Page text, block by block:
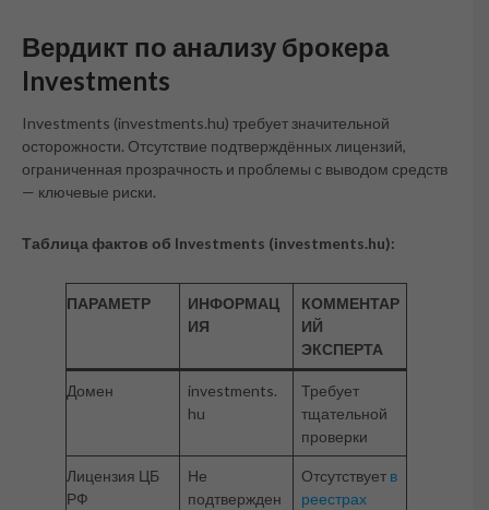
Вердикт по анализу брокера
Investments
Investments (investments.hu) требует значительной
осторожности. Отсутствие подтверждённых лицензий,
ограниченная прозрачность и проблемы с выводом средств
— ключевые риски.
Таблица фактов об Investments (investments.hu):
ПАРАМЕТР
ИНФОРМАЦ
ИЯ
КОММЕНТАР
ИЙ
ЭКСПЕРТА
Домен
investments.
hu
Требует
тщательной
проверки
Лицензия ЦБ
РФ
Не
подтвержден
Отсутствует в
реестрах